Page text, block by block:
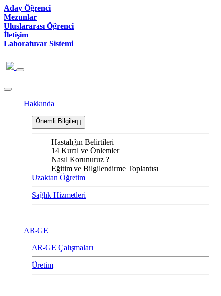
Aday Öğrenci
Mezunlar
Uluslararası Öğrenci
İletişim
Laboratuvar Sistemi
Hakkında
Önemli Bilgiler
Hastalığın Belirtileri
14 Kural ve Önlemler
Nasıl Korunuruz ?
Eğitim ve Bilgilendirme Toplantısı
Uzaktan Öğretim
Sağlık Hizmetleri
AR-GE
AR-GE Çalışmaları
Üretim